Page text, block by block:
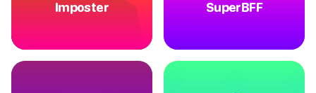
Imposter SuperBFF